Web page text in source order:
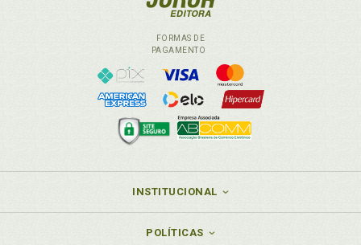
FORMAS DE
PAGAMENTO
INSTITUCIONAL
POLÍTICAS